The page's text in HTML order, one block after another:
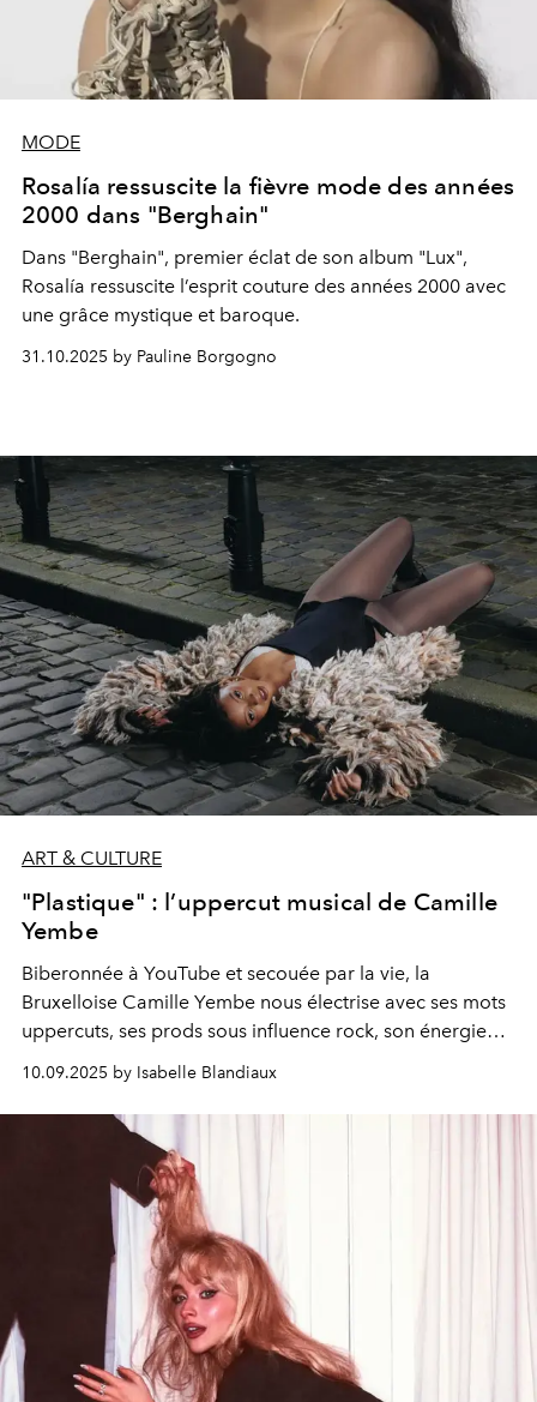
MODE
Rosalía ressuscite la fièvre mode des années
2000 dans "Berghain"
Dans "Berghain", premier éclat de son album "Lux",
Rosalía ressuscite l’esprit couture des années 2000 avec
une grâce mystique et baroque.
31.10.2025 by Pauline Borgogno
ART & CULTURE
"Plastique" : l’uppercut musical de Camille
Yembe
Biberonnée à YouTube et secouée par la vie, la
Bruxelloise Camille Yembe nous électrise avec ses mots
uppercuts, ses prods sous influence rock, son énergie
tombe le(s) masque(s) et Stromae valide.
10.09.2025 by Isabelle Blandiaux